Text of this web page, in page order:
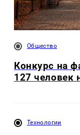
Общество
Конкурс на
127 человек
Технологии